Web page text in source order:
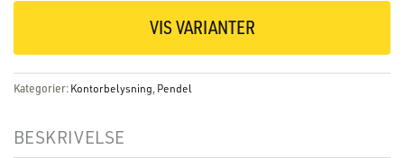
VIS VARIANTER
Kategorier: Kontorbelysning, Pendel
BESKRIVELSE